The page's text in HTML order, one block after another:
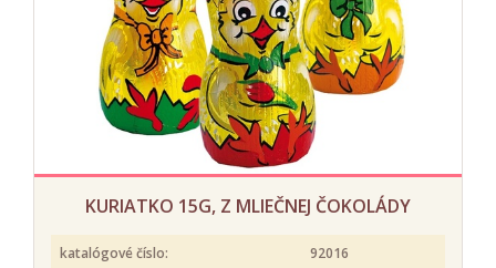
KURIATKO 15G, Z MLIEČNEJ ČOKOLÁDY
katalógové číslo:
92016